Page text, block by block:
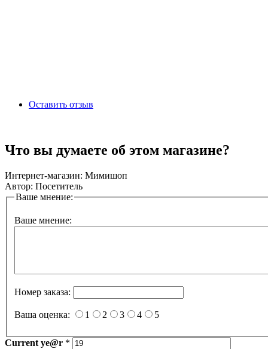
Оставить отзыв
Что вы думаете об этом магазине?
Интернет-магазин: Мимишоп
Автор: Посетитель
Ваше мнение:
Ваше мнение:
Номер заказа:
Ваша оценка: 1 2 3 4 5
Current ye@r *